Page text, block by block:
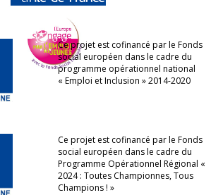
Ce projet est cofinancé par le Fonds
social européen dans le cadre du
programme opérationnel national
« Emploi et Inclusion » 2014-2020
Ce projet est cofinancé par le Fonds
social européen dans le cadre du
Programme Opérationnel Régional «
2024 : Toutes Championnes, Tous
Champions ! »